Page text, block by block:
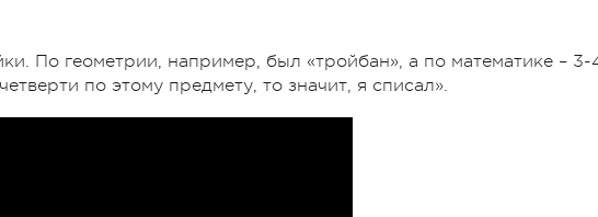
По геометрии, например, был «тройбан», а по математике – 3-
по этому предмету, то значит, я списал».